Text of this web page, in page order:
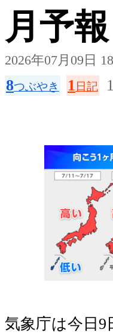
月予報
2026年07月09日
8つぶやき 1 日記
気象庁は今日9